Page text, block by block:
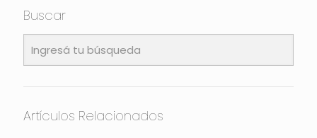
Buscar
Artículos Relacionados